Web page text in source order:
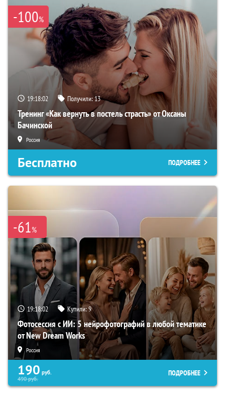
-100%
19:18:01 Получили:13
Тренинг «Как вернуть в постель страсть» от Оксаны
Бачинской
Россия
Бесплатно ПОДРОБНЕЕ
-61%
19:18:01 Купили:9
Фотосессия с ИИ: 5 нейрофотографий в любой тематике
от New Dream Works
Россия
190 руб.
490руб.
ПОДРОБНЕЕ